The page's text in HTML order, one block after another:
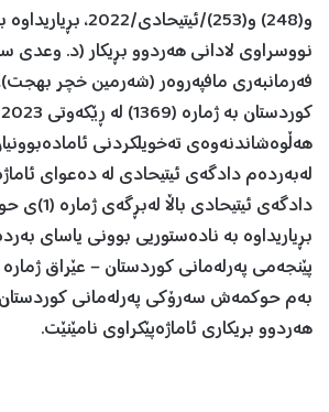
و(248) و(253)/ئیتیحادی/
نووسراوی لادانی هەردوو بڕیكار (د. وعدی
فەرمانبەری مافپەروەر (شەرمین خچر بهجت)،
هەڵوەشاندنەوەی تەخویلكردنی
لەبەردەم دادگەی ئیتیحادی لە دەعوای
دادگەی
بڕیاریداوە بە نادەستوریی بوونی یاسای
بەم حوكمەش سەرۆكی پەرلەمانی كوردستان
هەردوو بریكاری ئاماژەپێكراوی نامێنێت.